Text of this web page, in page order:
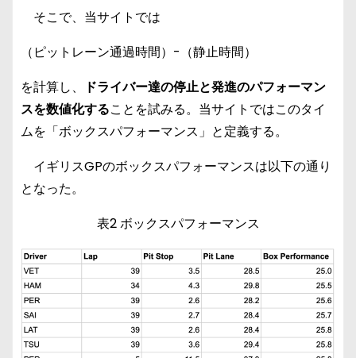
そこで、当サイトでは
（ピットレーン通過時間）-（静止時間）
を計算し、
ドライバー達の停止と発進のパフォーマン
スを数値化することを試みる。当サイトではこのタイ
ムを「ボックスパフォーマンス」と定義する。
イギリスGPのボックスパフォーマンスは以下の通り
となった。
表2 ボックスパフォーマンス